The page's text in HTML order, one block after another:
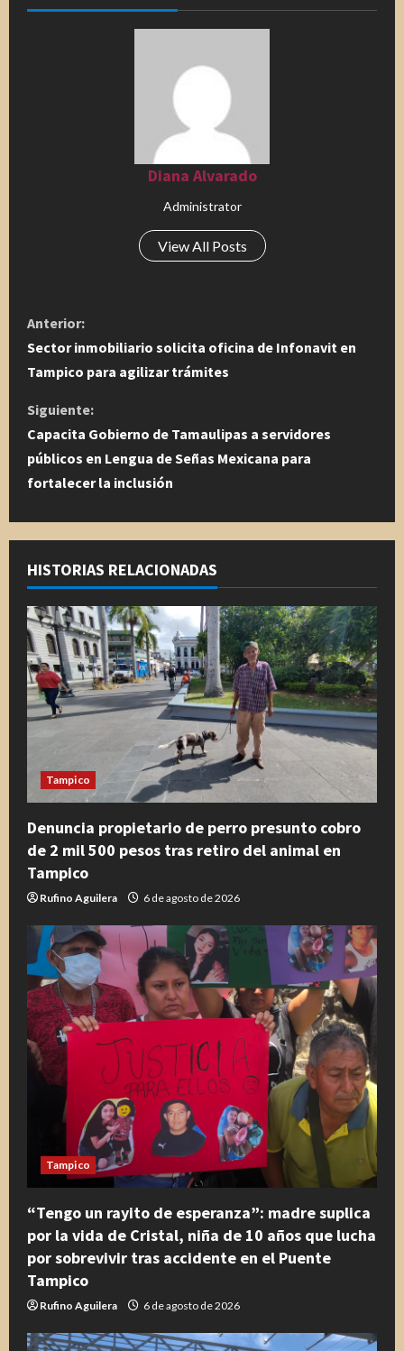
Diana Alvarado
Administrator
View All Posts
S
i
u
e
e
y
e
n
d
o
Anterior:
Sector inmobiliario solicita oficina de Infonavit en
Tampico para agilizar trámites
Siguiente:
Capacita Gobierno de Tamaulipas a servidores
públicos en Lengua de Señas Mexicana para
fortalecer la inclusión
HISTORIAS RELACIONADAS
Tampico
Denuncia propietario de perro presunto cobro
de 2 mil 500 pesos tras retiro del animal en
Tampico
Rufino Aguilera 6 de agosto de 2026
Tampico
“Tengo un rayito de esperanza”: madre suplica
por la vida de Cristal, niña de 10 años que lucha
por sobrevivir tras accidente en el Puente
Tampico
Rufino Aguilera 6 de agosto de 2026